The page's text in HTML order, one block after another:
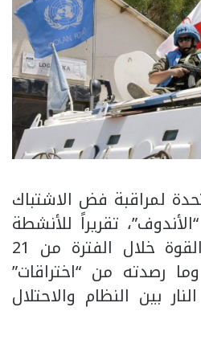
لمراقبة فض الاشتباك
تقريراً للأنشطة
التي اضطلعت بها القوة خلال الفترة من 21
20 أيار، وما رصدته من “اختراقات”
بين النظام والاحتلال